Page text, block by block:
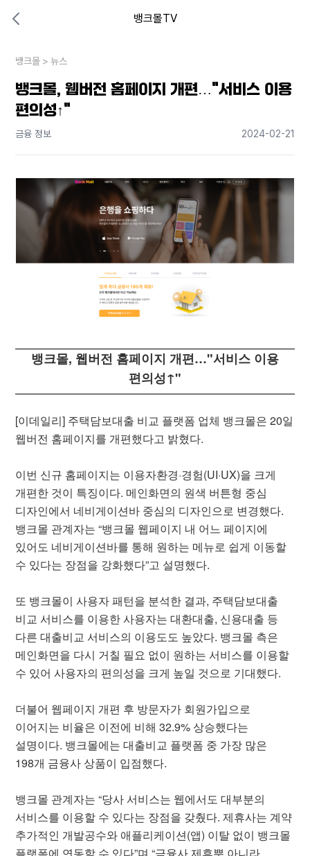
뱅크몰TV
내 상황엔 어떤 방법이 있을까?
뱅크몰 >뉴스
뱅크몰, 웹버전 홈페이지 개편…"서비스 이용
편의성↑"
금융 정보 2024-02-21
뱅크몰, 웹버전 홈페이지 개편…"서비스 이용
편의성↑"
[이데일리] 주택담보대출 비교 플랫폼 업체 뱅크몰은 20일
웹버전 홈페이지를 개편했다고 밝혔다.
이번 신규 홈페이지는 이용자환경·경험(UI·UX)을 크게
개편한 것이 특징이다. 메인화면의 원색 버튼형 중심
디자인에서 네비게이션바 중심의 디자인으로 변경했다.
뱅크몰 관계자는 “뱅크몰 웹페이지 내 어느 페이지에
있어도 네비게이션바를 통해 원하는 메뉴로 쉽게 이동할
수 있다는 장점을 강화했다”고 설명했다.
또 뱅크몰이 사용자 패턴을 분석한 결과, 주택담보대출
비교 서비스를 이용한 사용자는 대환대출, 신용대출 등
다른 대출비교 서비스의 이용도도 높았다. 뱅크몰 측은
메인화면을 다시 거칠 필요 없이 원하는 서비스를 이용할
수 있어 사용자의 편의성을 크게 높일 것으로 기대했다.
더불어 웹페이지 개편 후 방문자가 회원가입으로
이어지는 비율은 이전에 비해 32.9% 상승했다는
설명이다. 뱅크몰에는 대출비교 플랫폼 중 가장 많은
198개 금융사 상품이 입점했다.
뱅크몰 관계자는 “당사 서비스는 웹에서도 대부분의
서비스를 이용할 수 있다는 장점을 갖췄다. 제휴사는 계약
추가적인 개발공수와 애플리케이션(앱) 이탈 없이 뱅크몰
플랫폼에 연동할 수 있다”며 “금융사 제휴뿐 아니라